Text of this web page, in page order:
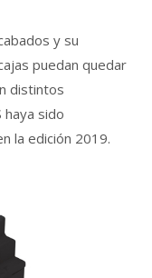
y su
puedan quedar
distintos
haya sido
la edición 2019.